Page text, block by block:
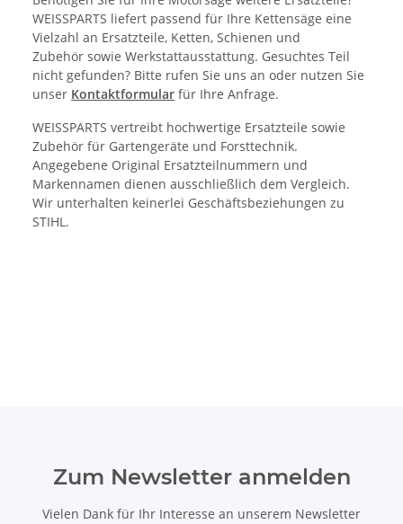
WEISSPARTS liefert passend für Ihre Kettensäge eine
Vielzahl an Ersatzteile, Ketten, Schienen und
Zubehör sowie Werkstattausstattung. Gesuchtes Teil
nicht gefunden? Bitte rufen Sie uns an oder nutzen Sie
unser Kontaktformular für Ihre Anfrage.
WEISSPARTS vertreibt hochwertige Ersatzteile sowie
Zubehör für Gartengeräte und Forsttechnik.
Angegebene Original Ersatzteilnummern und
Markennamen dienen ausschließlich dem Vergleich.
Wir unterhalten keinerlei Geschäftsbeziehungen zu
STIHL.
Zum Newsletter anmelden
Vielen Dank für Ihr Interesse an unserem Newsletter